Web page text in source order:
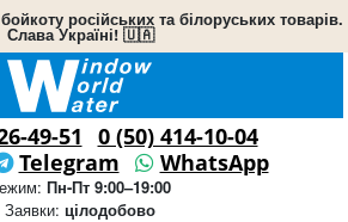
російських та білоруських товарів.
Слава Україні! 🇺🇦
49-51
0 (50) 414-10-04
Telegram WhatsApp
Пн-Пт 9:00–19:00
Заявки: цілодобово